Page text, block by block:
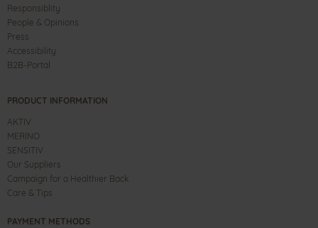
Responsiblity
People & Opinions
Press
Accessibility
B2B-Portal
PRODUCT INFORMATION
AKTIV
MERINO
SENSITIV
Our Suppliers
Campaign for a Healthier Back
Care & Tips
PAYMENT METHODS